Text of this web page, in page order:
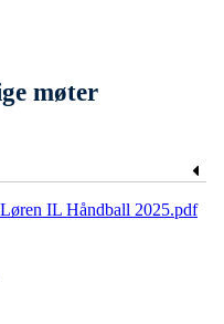
møter
IL Håndball 2025.pdf